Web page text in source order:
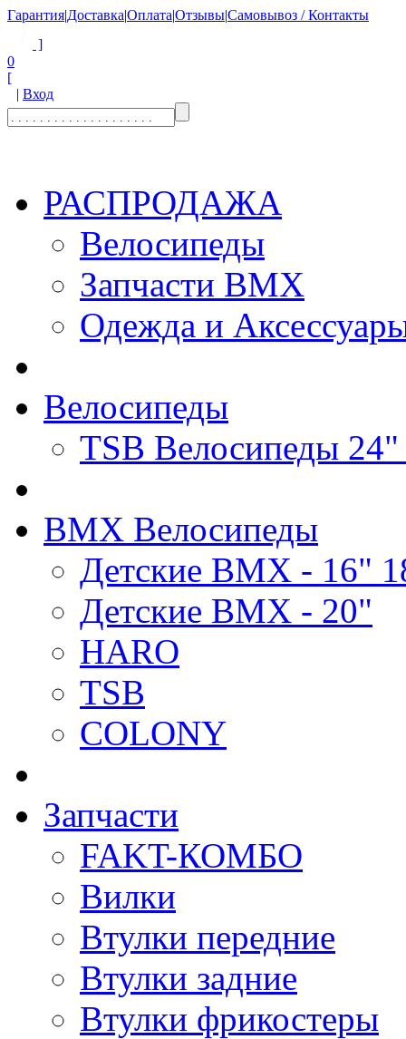
Гарантия|Доставка|Оплата|Отзывы|Самовывоз / Контакты
]
0
[
| Вход
РАСПРОДАЖА
Велосипеды
Запчасти BMX
Одежда и
Велосипеды
TSB Велосипеды
BMX Велосипеды
Детские BMX - 16"
Детские BMX - 20"
HARO
TSB
COLONY
Запчасти
FAKT-КОМБО
Вилки
Втулки передние
Втулки задние
Втулки фрикостеры